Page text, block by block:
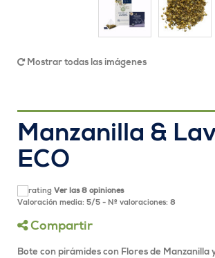
Mostrar todas las imágenes
Manzanilla &
ECO
Ver las 8 opiniones
Valoración media: 5/5 - Nº valoraciones: 8
Compartir
Bote con pirámides con Flores de Manzanilla